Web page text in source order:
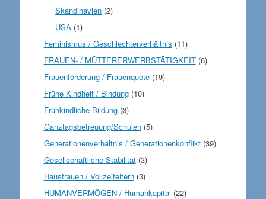
Skandinavien (2)
USA (1)
Feminismus / Geschlechterverhältnis (11)
FRAUEN- / MÜTTERERWERBSTÄTIGKEIT(6)
Frauenförderung / Frauenquote(19)
Frühe Kindheit / Bindung(10)
Frühkindliche Bildung(3)
Ganztagsbetreuung/Schulen(5)
Generationenverhältnis / Generationenkonflikt(39)
Gesellschaftliche Stabilität(3)
Hausfrauen / Vollzeiteltern(3)
HUMANVERMÖGEN / Humankapital (22)